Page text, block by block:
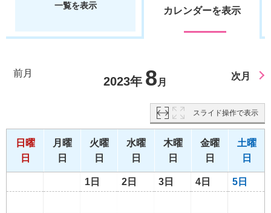
一覧を表示 カレンダーを表示
前月
2023年 8 月
次月
スライド操作で表示
日曜
日
月曜
日
火曜
日
水曜
日
木曜
日
金曜
日
土曜
日
1日 2日 3日 4日 5日